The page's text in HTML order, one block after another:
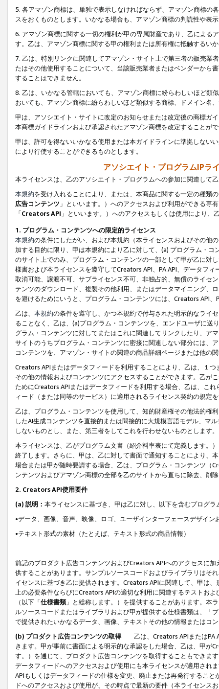
5. 各アマゾン商標は、単独で表示しなければならず、アマゾン商標
スをおくものとします。いかなる場合も、アマゾン商標の判読性や表
6. アマゾン商標に関する一切の権利が甲の専属財産であり、乙による
す。乙は、アマゾン商標に関する甲の権利または所有権に抵触するい
7. 乙は、特別リンクに関連してアマゾン・サイト上で第三者の販売
たはその他使用することについて、当該販売業者またはベンダーから
することはできません。
8. 乙は、いかなる管轄においても、アマゾン商標に紛らわしいほど類
おいても、アマゾン商標に紛らわしいほど類似する商標、ドメイン名
甲は、アソシエイト・サイトに改定のお知らせまたは改定後の商標ガ
本商標ガイドラインおよび承認されたアマゾン商標を改定することが
甲は、許可を得ないいかなる使用または本ガイドラインに準拠しない
により行使することができるものとします。
アソシエイト・プログラムIPラ
本ライセンスは、乙のアソシエイト・プログラムへの参加に関連して
本規約を受け入れることにより、または、本商品に関する一定の種類
広告コンテンツ 」といいます。）へのアクセスおよび利用ができる専
「Creators API 」といいます。）へのアクセスもしくは使用により
1. プログラム・コンテンツへの限定的ライセンス
本規約の条件にしたがい、および本規約（本ライセンスおよびその他
加する目的に限り、甲は本規約により乙に対して、(a) プログラム・
のサイト上でのみ、プログラム・コンテンツの一部として甲が乙に対
様書および本ライセンスを遵守してCreators API、PA API、データフ
取消可能、譲渡不可、サブライセンス不可、非独占的、無償のライセ
テンツのダウンロード、複製その他利用、またはデータマイニング、
を避けるためにいうと、プログラム・コンテンツには、Creators API
乙は、 本規約の条件を遵守し、かつ本規約で付与された明示的なライ
ることなく、乙は、(a)プログラム・コンテンツを、エンドユーザに
グラム・コンテンツに対してまたはこれに関連してリンクしたり、ア
サイトのうちプログラム・コンテンツに密接に関連しない部分には、
コンテンツを、アマゾン・サイトの関連の商品詳細ページまたは他の
Creators APIまたはデータフィードを利用することにより、乙は、１
その他の情報およびコンテンツにアクセスすることができます。乙が
ためにCreators APIまたはデータフィードを利用する場合、乙は、こ
ィード（または同等のサービス）に適用されるライセンス契約の規定
乙は、プログラム・コンテンツを使用して、知的財産権その他法的権
したAI生成コンテンツを直接的または間接的に大規模言語モデル、マ
しないものとし、また、第三者をしてこれを行わせないものとします。
本ライセンスは、乙がプログラム文書（紹介料率表にて定義します。
終了します。さらに、甲は、乙に対して書面で通知することにより、
場合または甲が随時要請する場合、乙は、プログラム・コンテンツ（
ンテンツおよびアマゾン商標の全部を乙のサイトから直ちに除去、削
2. Creators API使用要件
(a) 説明： 本ライセンスに基づき、甲は乙に対し、以下を含むプログ
•データ、画像、音声、映像、ロゴ、ユーザインターフェースデザイ
•テキスト形式の素材（たとえば、テキスト形式の商品情報）
前記のプロダクト広告コンテンツおよびCreators APIへのアクセスに
供することがあります。サンプルソースコードおよびライブラリはそ
イセンスに基づき乙に提供されます。Creators APIに関連して、甲は
上の必要条件ならびにCreators APIの適切な利用に関連するテストお
（以下「仕様書類」と総称します。）を提供することがあります。本
ルソースコードまたはライブラリおよび甲が提供する仕様書類は、「
で提供されたいかなるデータ、画像、テキストその他の情報またはコ
(b) プロダクト広告コンテンツの取得
乙は、Creators APIまたはPA
きます。甲が事前に書面による明示的な承認をした場合、乙は、甲が
す。）を通じて、プロダクト広告コンテンツを取得することもできま
データフィードへのアクセスおよび使用にも本ライセンスが適用され
APIもしくはデータフィードの仕様を変更、廃止または再発行するこ
ドへのアクセスおよび使用が、その時点で最新の要件（本ライセン